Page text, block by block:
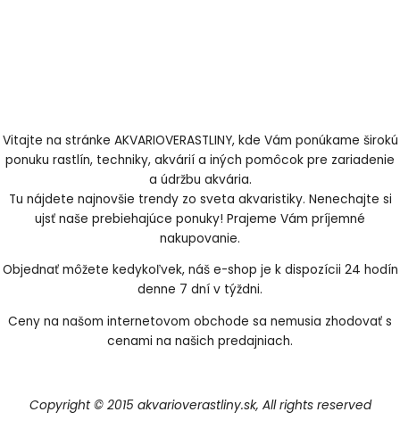
Vitajte na stránke AKVARIOVERASTLINY, kde Vám ponúkame širokú
ponuku rastlín, techniky, akvárií a iných pomôcok pre zariadenie
a údržbu akvária.
Tu nájdete najnovšie trendy zo sveta akvaristiky. Nenechajte si
ujsť naše prebiehajúce ponuky! Prajeme Vám príjemné
nakupovanie.
Objednať môžete kedykoľvek, náš e-shop je k dispozícii 24 hodín
denne 7 dní v týždni.
Ceny na našom internetovom obchode sa nemusia zhodovať s
cenami na našich predajniach.
Copyright © 2015 akvarioverastliny.sk, All rights reserved